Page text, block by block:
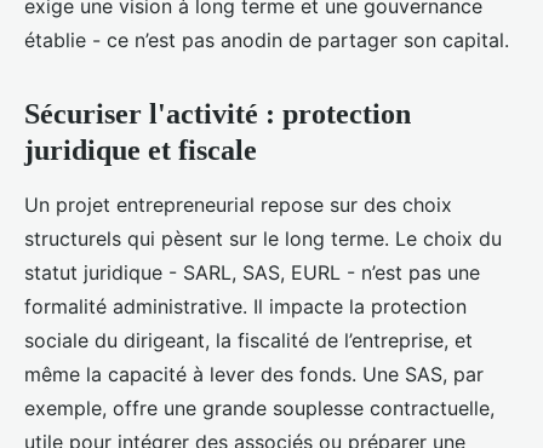
exige une vision à long terme et une gouvernance
établie - ce n’est pas anodin de partager son capital.
Sécuriser l'activité : protection
juridique et fiscale
Un projet entrepreneurial repose sur des choix
structurels qui pèsent sur le long terme. Le choix du
statut juridique - SARL, SAS, EURL - n’est pas une
formalité administrative. Il impacte la protection
sociale du dirigeant, la fiscalité de l’entreprise, et
même la capacité à lever des fonds. Une SAS, par
exemple, offre une grande souplesse contractuelle,
utile pour intégrer des associés ou préparer une